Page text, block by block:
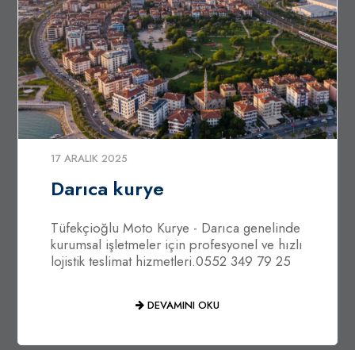
17 ARALIK 2025
Darıca kurye
Tüfekçioğlu Moto Kurye - Darıca genelinde
kurumsal işletmeler için profesyonel ve hızlı
lojistik teslimat hizmetleri.0552 349 79 25
DEVAMINI OKU